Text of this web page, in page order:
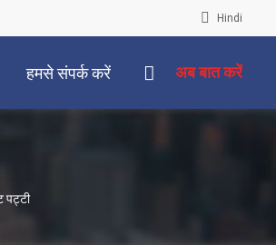
Hindi
हमसे संपर्क करें अब बात करें
पट्टी